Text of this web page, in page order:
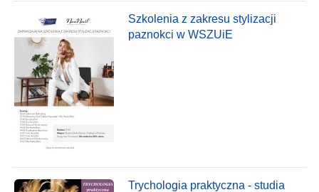
Szkolenia z zakresu stylizacji
paznokci w WSZUiE
Trychologia praktyczna - studia